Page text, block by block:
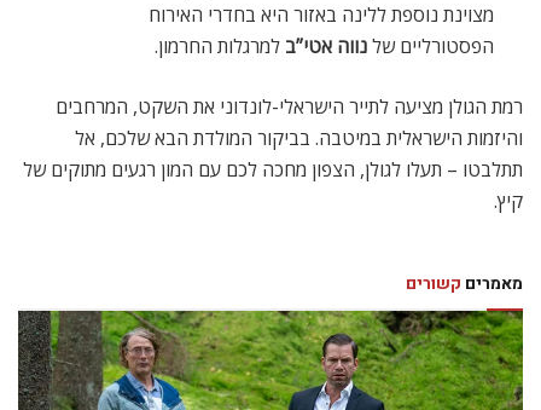
מצוינת נוספת ללינה באזור היא בחדרי האירוח
הפסטורליים שלנווה אטי”ב למרגלות החרמון.
רמת הגולן מציעה לתייר הישראלי-לונדוני את השקט, המרחבים
והיזמות הישראלית במיטבה. בביקור המולדת הבא שלכם, אל
תתלבטו – תעלו לגולן, הצפון מחכה לכם עם המון רגעים מתוקים של
קיץ.
מאמרים קשורים